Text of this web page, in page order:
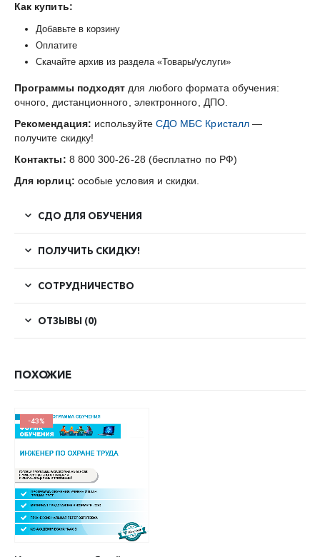
Как купить:
Добавьте в корзину
Оплатите
Скачайте архив из раздела «Товары/услуги»
Программы подходят для любого формата обучения:
очного, дистанционного, электронного, ДПО.
Рекомендация: используйте СДО МБС Кристалл—
получите скидку!
Контакты: 8 800 300-26-28 (бесплатно по РФ)
Для юрлиц: особые условия и скидки.
СДО ДЛЯ ОБУЧЕНИЯ
ПОЛУЧИТЬ СКИДКУ!
СОТРУДНИЧЕСТВО
ОТЗЫВЫ (0)
ПОХОЖИЕ
-43%